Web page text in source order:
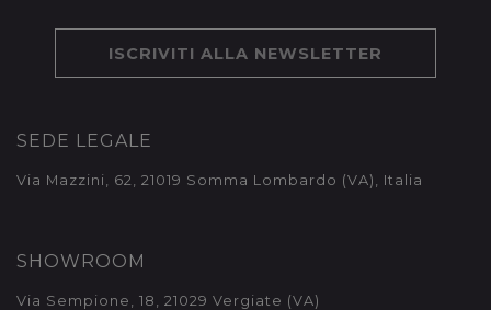
ISCRIVITI ALLA NEWSLETTER
SEDE LEGALE
Via Mazzini, 62, 21019 Somma Lombardo (VA), Italia
SHOWROOM
Via Sempione, 18, 21029 Vergiate (VA)